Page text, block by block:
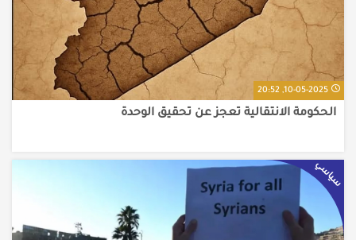
10-05-2025, 20:52
الحكومة الانتقالية تعجز عن تحقيق الوحدة
سياسي